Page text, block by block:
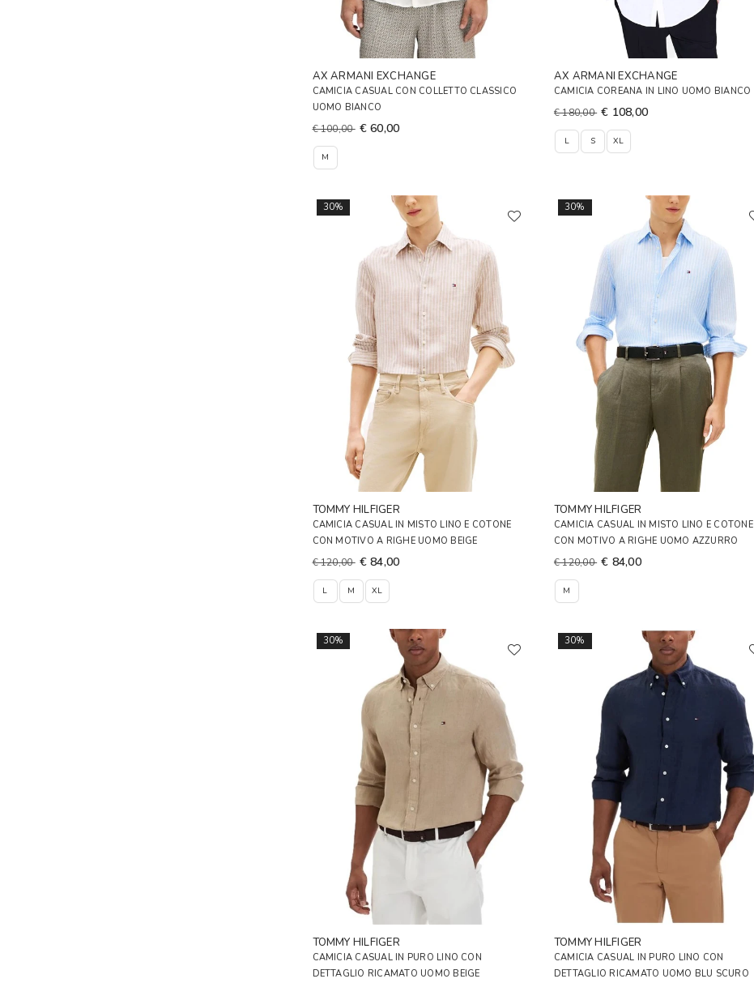
AX ARMANI EXCHANGE
CAMICIA CASUAL CON COLLETTO CLASSICO
UOMO BIANCO
€ 100,00 € 60,00
M
AX ARMANI EXCHANGE
CAMICIA COREANA IN LINO UOMO BIANCO
€ 180,00 € 108,00
L S XL
30%
TOMMY HILFIGER
CAMICIA CASUAL IN MISTO LINO E COTONE
CON MOTIVO A RIGHE UOMO BEIGE
€ 120,00 € 84,00
L M XL
30%
TOMMY HILFIGER
CAMICIA CASUAL IN MISTO LINO E COTONE
CON MOTIVO A RIGHE UOMO AZZURRO
€ 120,00 € 84,00
M
30%
TOMMY HILFIGER
CAMICIA CASUAL IN PURO LINO CON
DETTAGLIO RICAMATO UOMO BEIGE
30%
TOMMY HILFIGER
CAMICIA CASUAL IN PURO LINO CON
DETTAGLIO RICAMATO UOMO BLU SCURO